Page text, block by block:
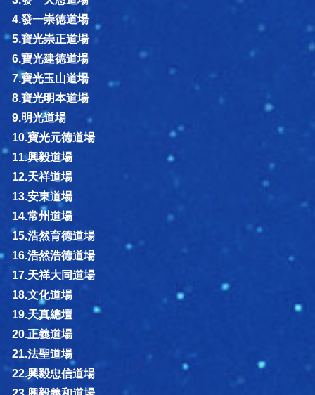
4.發一崇德道場
5.寶光崇正道場
6.寶光建德道場
7.寶光玉山道場
8.寶光明本道場
9.明光道場
10.寶光元德道場
11.興毅道場
12.天祥道場
13.安東道場
14.常州道場
15.浩然育德道場
16.浩然浩德道場
17.天祥大同道場
18.文化道場
19.天真總壇
20.正義道場
21.法聖道場
22.興毅忠信道場